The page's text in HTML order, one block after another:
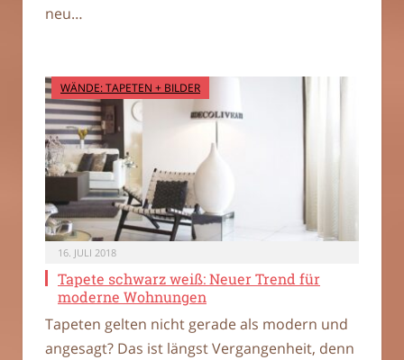
neu…
WÄNDE: TAPETEN + BILDER
16. JULI 2018
Tapete schwarz weiß: Neuer Trend für
moderne Wohnungen
Tapeten gelten nicht gerade als modern und
angesagt? Das ist längst Vergangenheit, denn